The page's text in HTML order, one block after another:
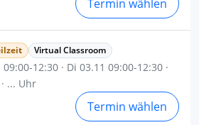
Termin wählen
Virtual Classroom
12:30 · Di 03.11 09:00-12:30 ·
... Uhr
Termin wählen